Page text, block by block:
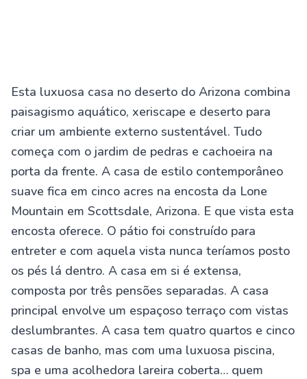
Esta luxuosa casa no deserto do Arizona combina
paisagismo aquático, xeriscape e deserto para
criar um ambiente externo sustentável. Tudo
começa com o jardim de pedras e cachoeira na
porta da frente. A casa de estilo contemporâneo
suave fica em cinco acres na encosta da Lone
Mountain em Scottsdale, Arizona. E que vista esta
encosta oferece. O pátio foi construído para
entreter e com aquela vista nunca teríamos posto
os pés lá dentro. A casa em si é extensa,
composta por três pensões separadas. A casa
principal envolve um espaçoso terraço com vistas
deslumbrantes. A casa tem quatro quartos e cinco
casas de banho, mas com uma luxuosa piscina,
spa e uma acolhedora lareira coberta… quem